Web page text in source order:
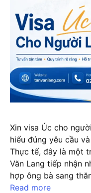
Xin visa Úc cho
hiểu đúng yêu cầu
Thực tế, đây là một
Văn Lang tiếp nhận
hợp ông bà sang
Read more